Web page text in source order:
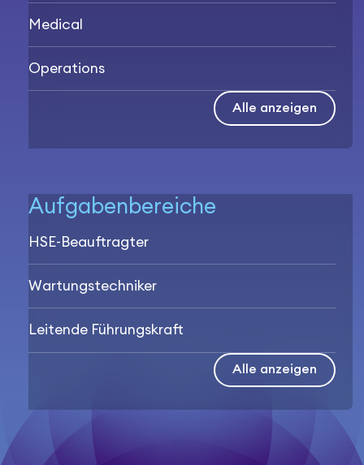
Medical
Operations
Alle anzeigen
Aufgabenbereiche
HSE-Beauftragter
Wartungstechniker
Leitende Führungskraft
Alle anzeigen